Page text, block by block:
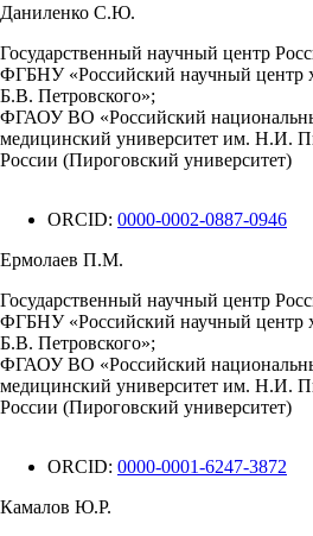
Даниленко С.Ю.
Государственный научный центр
ФГБНУ «Российский научный центр
Б.В. Петровского»;
ФГАОУ ВО «Российский
медицинский университет им. Н.И.
России (Пироговский университет)
ORCID: 0000-0002-0887-0946
Ермолаев П.М.
Государственный научный центр
ФГБНУ «Российский научный центр
Б.В. Петровского»;
ФГАОУ ВО «Российский
медицинский университет им. Н.И.
России (Пироговский университет)
ORCID: 0000-0001-6247-3872
Камалов Ю.Р.